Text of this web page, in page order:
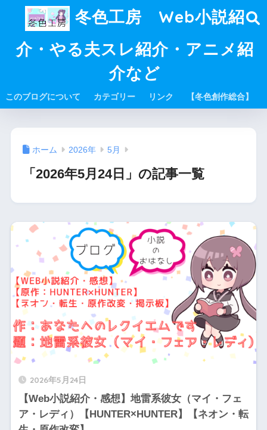
冬色工房 Web小説紹
介・やる夫スレ紹介・アニメ紹
介など
このブログについて カテゴリー リンク 【冬色創作総合】
ホーム 2026年 5月
「2026年5月24日」の記事一覧
2026年5月24日
【Web小説紹介・感想】地雷系彼女（マイ・フェ
ア・レディ）【HUNTER×HUNTER】【ネオン・転